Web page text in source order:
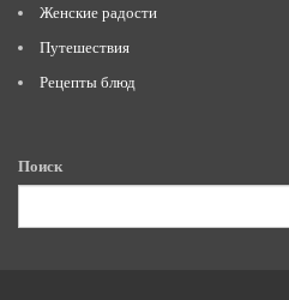
Женские радости
Путешествия
Рецепты блюд
Поиск